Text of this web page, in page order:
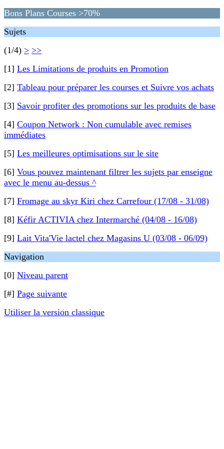
Bons Plans Courses >70%
Sujets
(1/4) > >>
[1] Les Limitations de produits en Promotion
[2] Tableau pour préparer les courses et Suivre vos achats
[3] Savoir profiter des promotions sur les produits de base
[4] Coupon Network : Non cumulable avec remises
immédiates
[5] Les meilleures optimisations sur le site
[6] Vous pouvez maintenant filtrer les sujets par enseigne
avec le menu au-dessus ^
[7] Fromage au skyr Kiri chez Carrefour (17/08 - 31/08)
[8] Kéfir ACTIVIA chez Intermarché (04/08 - 16/08)
[9] Lait Vita'Vie lactel chez Magasins U (03/08 - 06/09)
Navigation
[0] Niveau parent
[#] Page suivante
Utiliser la version classique